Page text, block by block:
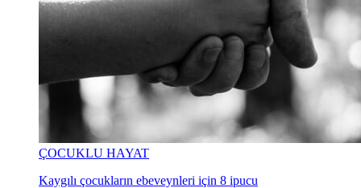
ÇOCUKLU HAYAT
Kaygılı çocukların ebeveynleri için 8 ipucu